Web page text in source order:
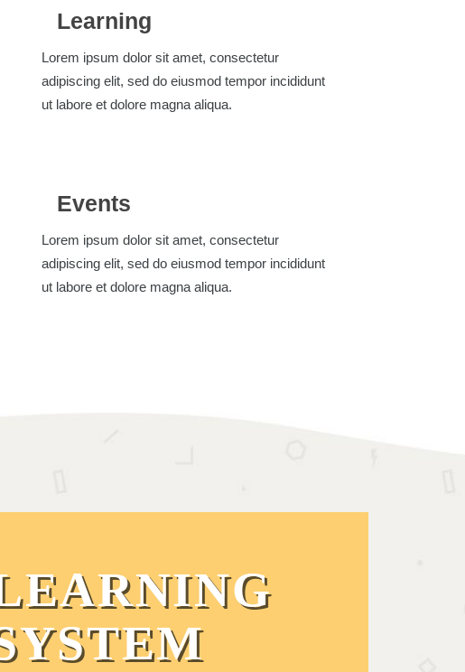
Learning
Lorem ipsum dolor sit amet, consectetur
adipiscing elit, sed do eiusmod tempor incididunt
ut labore et dolore magna aliqua.
Events
Lorem ipsum dolor sit amet, consectetur
adipiscing elit, sed do eiusmod tempor incididunt
ut labore et dolore magna aliqua.